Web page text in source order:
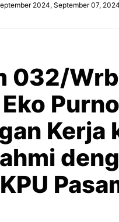
2024, September 07,
032/
Kerja